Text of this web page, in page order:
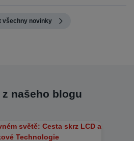
všechny novinky
našeho blogu